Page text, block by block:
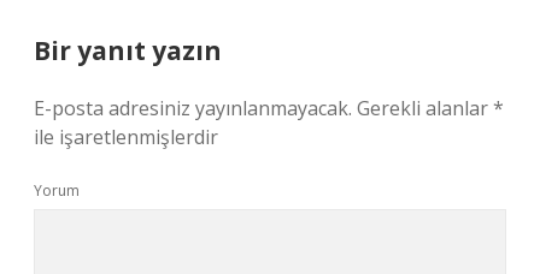
Bir yanıt yazın
E-posta adresiniz yayınlanmayacak. Gerekli alanlar*
ile işaretlenmişlerdir
Yorum